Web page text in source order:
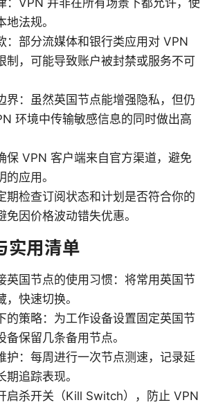
地法规。
：部分流媒体和银行类应用对 VPN
制，可能导致账户被封禁或服务不可
界：虽然英国节点能增强隐私，但仍
环境中传输敏感信息的同时做出高
保 VPN 客户端来自官方渠道，避免
应用。
期检查订阅状态和计划是否符合你的
免因价格波动错失优惠。
实用清单
英国节点的使用习惯：将常用英国节
，快速切换。
的策略：为工作设备设置固定英国节
备保留几条备用节点。
护：每周进行一次节点测速，记录延
追踪表现。
启杀开关（Kill Switch），防止 VPN